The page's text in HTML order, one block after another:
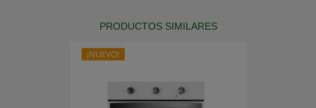
PRODUCTOS SIMILARES